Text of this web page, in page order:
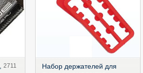
2711
Набор держателей для